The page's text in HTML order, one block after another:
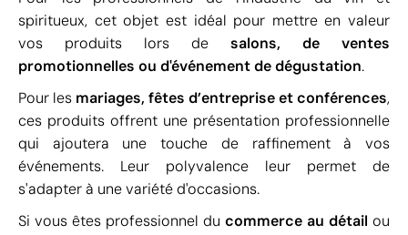
spiritueux, cet objet est idéal pour mettre en valeur
vos produits lors de salons, de ventes
promotionnelles ou d'événement de dégustation.
Pour les mariages, fêtes d’entreprise et conférences,
ces produits offrent une présentation professionnelle
qui ajoutera une touche de raffinement à vos
événements. Leur polyvalence leur permet de
s'adapter à une variété d'occasions.
Si vous êtes professionnel du commerce au détail ou